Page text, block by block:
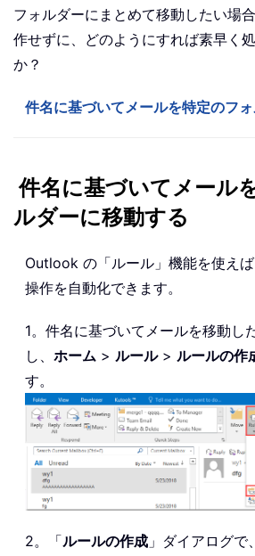
フォルダーにまとめて移動したい場
作せずに、どのようにすれば素早く
か？
件名に基づいてメールを特定のフ
件名に基づいてメール
ルダーに移動する
Outlook の「ルール」機能を使え
操作を自動化できます。
1。件名に基づいてメールを移動し
し、 ホーム > ルール> ルールの作
す。
2。「ルールの作成 」ダイアログで、